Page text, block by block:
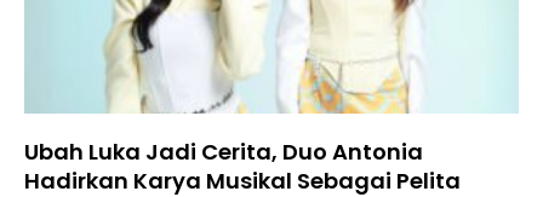
Ubah Luka Jadi Cerita, Duo Antonia
Hadirkan Karya Musikal Sebagai Pelita